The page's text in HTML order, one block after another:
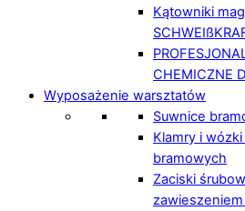
Kątowniki
CHEMICZNE
Wyposażenie warsztatów
Suwnice
Klamry i
bramowych
Zaciski